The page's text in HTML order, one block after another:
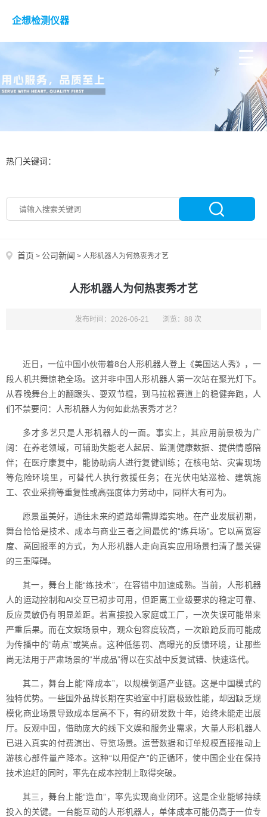
企想检测仪器
热门关键词：
首页 > 公司新闻 > 人形机器人为何热衷秀才艺
人形机器人为何热衷秀才艺
发布时间：2026-06-21 浏览：88 次
近日，一位中国小伙带着8台人形机器人登上《美国达人秀》，一
段人机共舞惊艳全场。这并非中国人形机器人第一次站在聚光灯下。
从春晚舞台上的翻跟头、耍双节棍，到马拉松赛道上的稳健奔跑，人
们不禁要问：人形机器人为何如此热衷秀才艺？
多才多艺只是人形机器人的一面。事实上，其应用前景极为广
阔：在养老领域，可辅助失能老人起居、监测健康数据、提供情感陪
伴；在医疗康复中，能协助病人进行复健训练；在核电站、灾害现场
等危险环境里，可替代人执行救援任务；在光伏电站巡检、建筑施
工、农业采摘等重复性或高强度体力劳动中，同样大有可为。
愿景虽美好，通往未来的道路却需脚踏实地。在产业发展初期，
舞台恰恰是技术、成本与商业三者之间最优的“练兵场”。它以高宽容
度、高回报率的方式，为人形机器人走向真实应用场景扫清了最关键
的三重障碍。
其一，舞台上能“练技术”，在容错中加速成熟。当前，人形机器
人的运动控制和AI交互已初步可用，但距离工业级要求的稳定可靠、
反应灵敏仍有明显差距。若直接投入家庭或工厂，一次失误可能带来
严重后果。而在文娱场景中，观众包容度较高，一次踉跄反而可能成
为传播中的“萌点”或笑点。这种低惩罚、高曝光的反馈环境，让那些
尚无法用于严肃场景的“半成品”得以在实战中反复试错、快速迭代。
其二，舞台上能“降成本”，以规模倒逼产业链。这是中国模式的
独特优势。一些国外品牌长期在实验室中打磨极致性能，却因缺乏规
模化商业场景导致成本居高不下，有的研发数十年，始终未能走出展
厅。反观中国，借助庞大的线下文娱和服务业需求，大量人形机器人
已进入真实的付费演出、导览场景。运营数据和订单规模直接推动上
游核心部件量产降本。这种“以用促产”的正循环，使中国企业在保持
技术追赶的同时，率先在成本控制上取得突破。
其三，舞台上能“造血”，率先实现商业闭环。这是企业能够持续
投入的关键。一台能互动的人形机器人，单体成本可能仍高于一位专